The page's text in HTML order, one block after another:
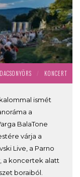
/ KONCERT
ismét
a
BalaTone
várja a
Live, a Parno
a koncertek alatt
boraiból.